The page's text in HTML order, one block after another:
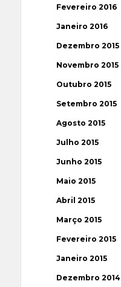
Fevereiro 2016
Janeiro 2016
Dezembro 2015
Novembro 2015
Outubro 2015
Setembro 2015
Agosto 2015
Julho 2015
Junho 2015
Maio 2015
Abril 2015
Março 2015
Fevereiro 2015
Janeiro 2015
Dezembro 2014